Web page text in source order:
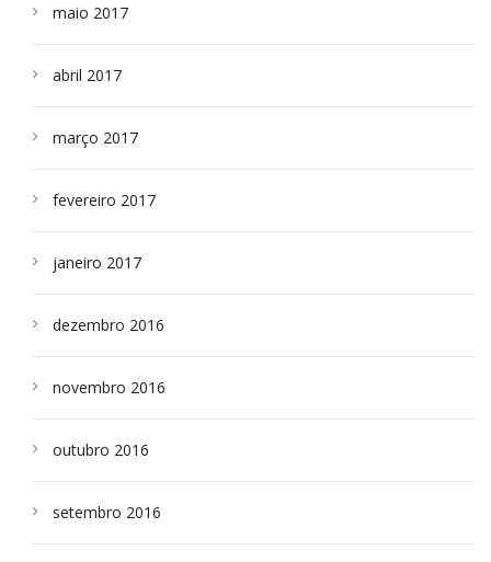
maio 2017
abril 2017
março 2017
fevereiro 2017
janeiro 2017
dezembro 2016
novembro 2016
outubro 2016
setembro 2016